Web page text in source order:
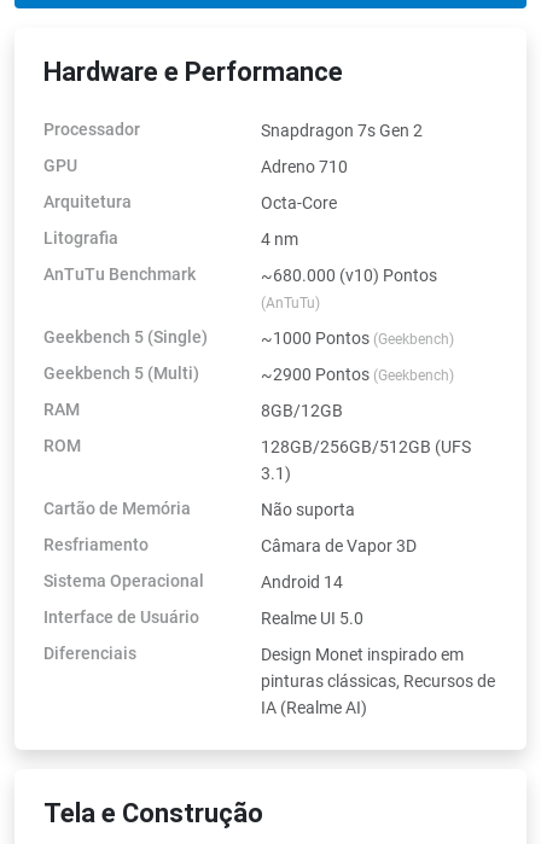
Hardware e Performance
Processador
Snapdragon 7s Gen 2
GPU
Adreno 710
Arquitetura
Octa-Core
Litografia
4 nm
AnTuTu Benchmark
~680.000 (v10) Pontos
(AnTuTu)
Geekbench 5 (Single) ~1000 Pontos (Geekbench)
Geekbench 5 (Multi) ~2900 Pontos (Geekbench)
RAM
8GB/12GB
ROM
128GB/256GB/512GB (UFS
3.1)
Cartão de Memória
Não suporta
Resfriamento
Câmara de Vapor 3D
Sistema Operacional
Android 14
Interface de Usuário
Realme UI 5.0
Diferenciais
Design Monet inspirado em
pinturas clássicas, Recursos de
IA (Realme AI)
Tela e Construção